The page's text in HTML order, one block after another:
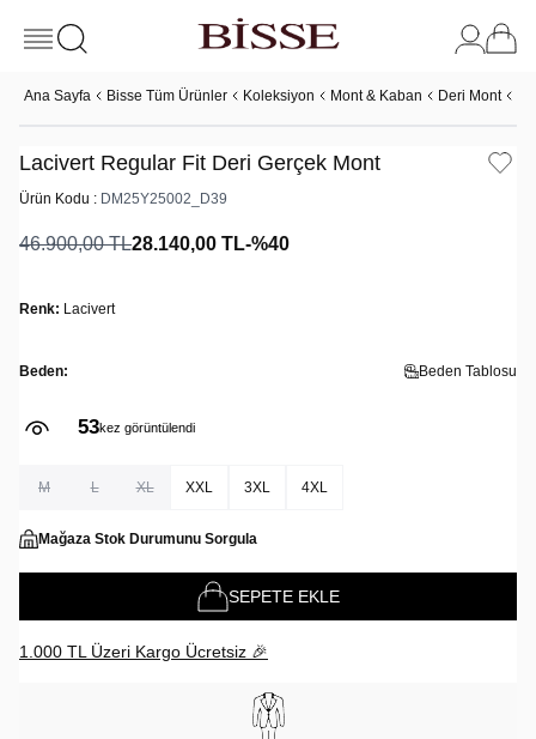
Ana Sayfa Bisse Tüm Ürünler Koleksiyon Mont & Kaban Deri Mont
Lacivert Regular Fit Deri Gerçek Mont
Ürün Kodu : DM25Y25002_D39
46.900,00TL28.140,00 TL-%40
Renk: Lacivert
Beden: Beden Tablosu
53kez görüntülendi
M L XL XXL 3XL 4XL
Mağaza Stok Durumunu Sorgula
SEPETE EKLE
1.000 TL Üzeri Kargo Ücretsiz 🎉